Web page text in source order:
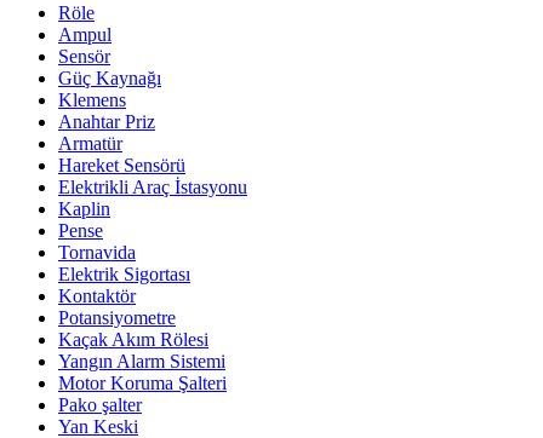
Röle
Ampul
Sensör
Güç Kaynağı
Klemens
Anahtar Priz
Armatür
Hareket Sensörü
Elektrikli Araç İstasyonu
Kaplin
Pense
Tornavida
Elektrik Sigortası
Kontaktör
Potansiyometre
Kaçak Akım Rölesi
Yangın Alarm Sistemi
Motor Koruma Şalteri
Pako şalter
Yan Keski